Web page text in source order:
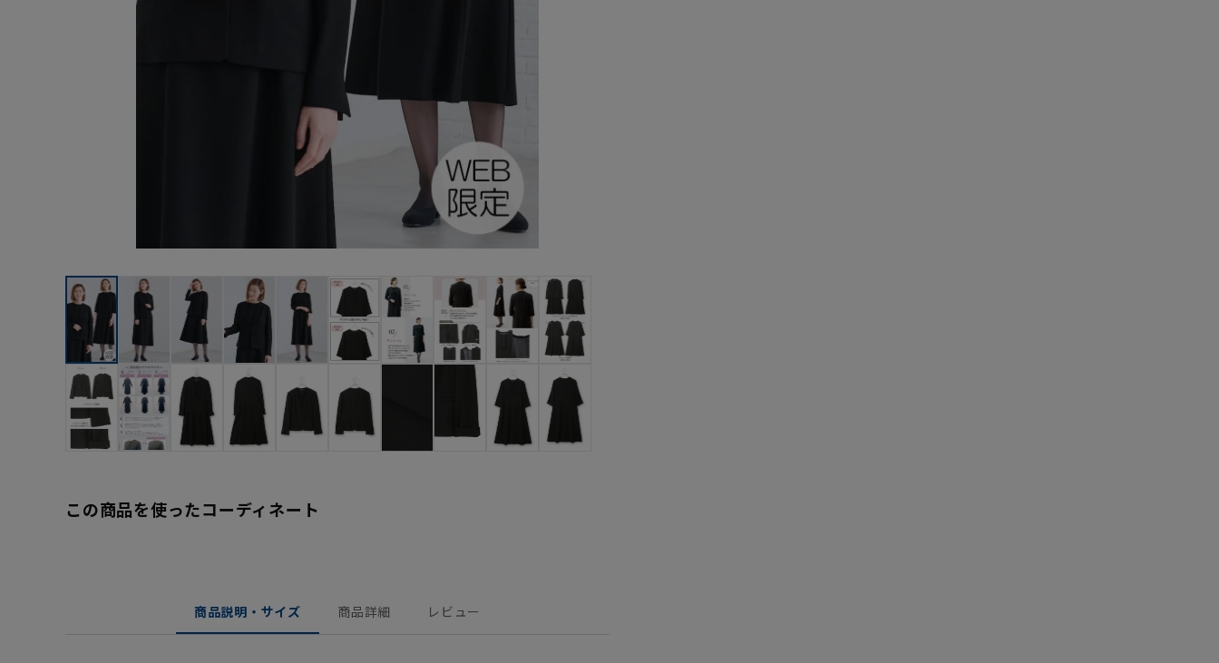
この商品を使ったコーディネート
商品説明・サイズ 商品詳細 レビュー